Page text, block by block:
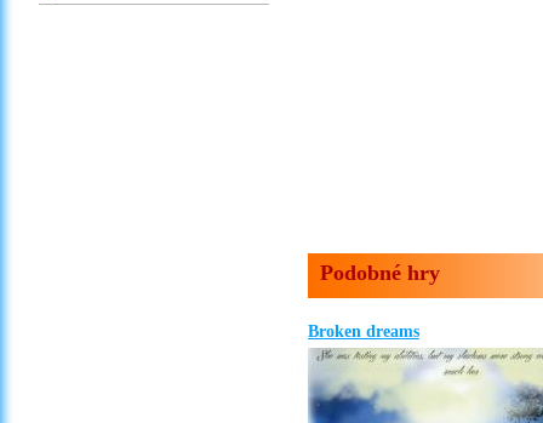
Podobné hry
Broken dreams